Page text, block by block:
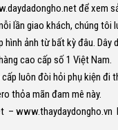
để xem
lần giao khách, chúng tôi
hình ảnh từ bất kỳ đâu. Dây
cao cấp số 1 Việt Nam.
luôn đòi hỏi phụ kiện đi
thỏa mãn đam mê này.
– www.thaydaydongho.vn